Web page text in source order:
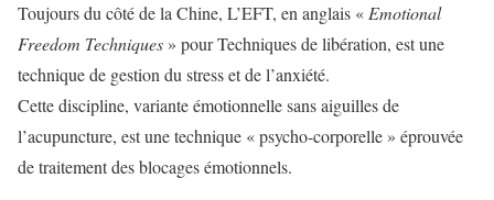
Toujours du côté de la Chine, L’EFT, en anglais « Emotional
Freedom Techniques » pour Techniques de libération, est une
technique de gestion du stress et de l’anxiété.
Cette discipline, variante émotionnelle sans aiguilles de
l’acupuncture, est une technique « psycho-corporelle » éprouvée
de traitement des blocages émotionnels.